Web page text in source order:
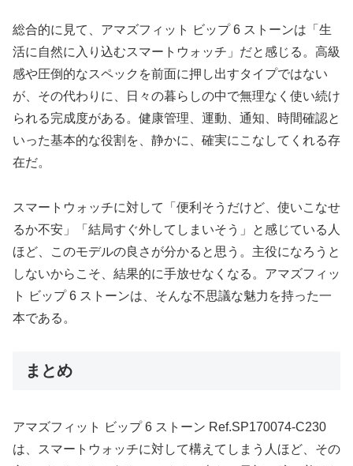
総合的に見て、アマズフィット ビップ 6 ストーンは「生
活に自然に入り込むスマートウォッチ」だと感じる。高級
感や圧倒的なスペックを前面に押し出すタイプではない
が、その代わりに、日々の暮らしの中で無理なく使い続け
られる完成度がある。健康管理、運動、通知、時間確認と
いった基本的な役割を、静かに、確実にこなしてくれる存
在だ。
スマートウォッチに対して「便利そうだけど、使いこなせ
るか不安」「結局すぐ外してしまいそう」と感じている人
ほど、このモデルの良さが分かると思う。主役になろうと
しないからこそ、結果的に手放せなくなる。アマズフィッ
ト ビップ 6 ストーンは、そんな不思議な魅力を持った一
本である。
まとめ
アマズフィット ビップ 6 ストーン Ref.SP170074-C230
は、スマートウォッチに対して構えてしまう人ほど、その